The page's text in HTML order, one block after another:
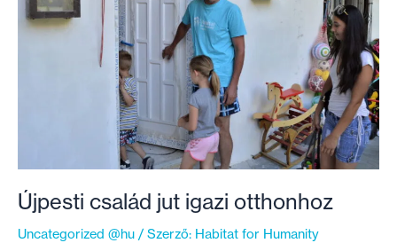
Újpesti család jut igazi otthonhoz
Uncategorized @hu / Szerző: Habitat for Humanity